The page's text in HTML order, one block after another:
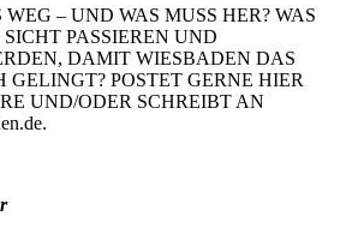
– UND WAS MUSS HER? WAS
SICHT PASSIEREN UND
DAMIT WIESBADEN DAS
POSTET GERNE HIER
UND/ODER SCHREIBT AN